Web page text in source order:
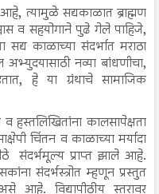
आहे, त्यामुळे सद्यकाळात ब्राह्मण
व सहयोगाने पुढे गेले पाहिजे,
काळाच्या संदर्भात मराठा
नव्या बांधणीचा,
हे या ग्रंथाचे सामाजिक
हस्तलिखितांना कालसापेक्षता
चिंतन व काळाच्या मर्यादा
संदर्भमूल्य प्राप्त झाले आहे.
संदर्भस्त्रोत म्हणून प्रस्तुत
विद्यापीठीय स्तरावर